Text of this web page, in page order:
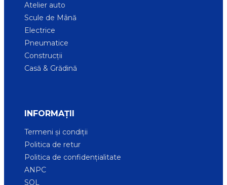
Atelier auto
Scule de Mână
Electrice
Pneumatice
Construcții
Casă & Grădină
INFORMAȚII
Termeni și condiții
Politica de retur
Politica de confidențialitate
ANPC
SOL